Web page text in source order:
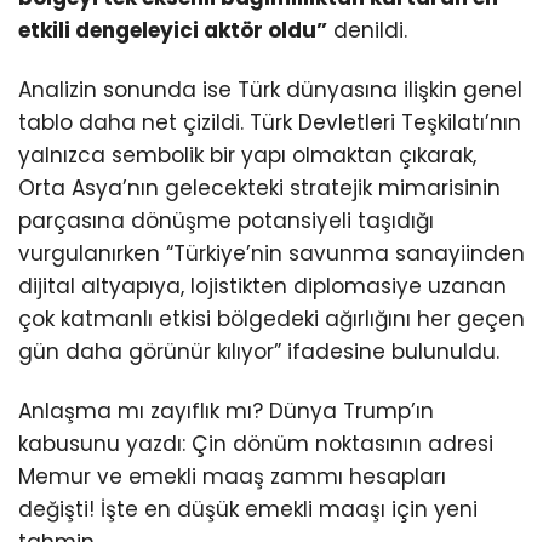
etkili dengeleyici aktör oldu” denildi.
Analizin sonunda ise Türk dünyasına ilişkin genel
tablo daha net çizildi. Türk Devletleri Teşkilatı’nın
yalnızca sembolik bir yapı olmaktan çıkarak,
Orta Asya’nın gelecekteki stratejik mimarisinin
parçasına dönüşme potansiyeli taşıdığı
vurgulanırken “Türkiye’nin savunma sanayiinden
dijital altyapıya, lojistikten diplomasiye uzanan
çok katmanlı etkisi bölgedeki ağırlığını her geçen
gün daha görünür kılıyor” ifadesine bulunuldu.
Anlaşma mı zayıflık mı? Dünya Trump’ın
kabusunu yazdı: Çin dönüm noktasının adresi
Memur ve emekli maaş zammı hesapları
değişti! İşte en düşük emekli maaşı için yeni